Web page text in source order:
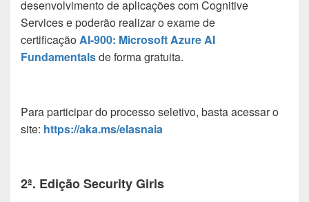
desenvolvimento de aplicações com Cognitive
Services e poderão realizar o exame de
certificação AI-900: Microsoft Azure AI
Fundamentalsde forma gratuita.
Para participar do processo seletivo, basta acessar o
site: https://aka.ms/elasnaia
2ª. Edição Security Girls